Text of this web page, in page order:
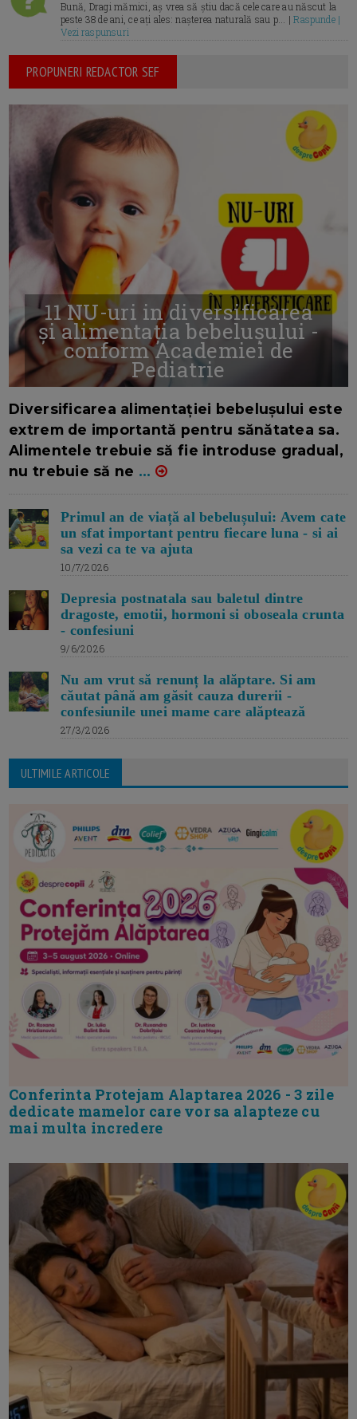
Bună, Dragi mămici, aș vrea să știu dacă cele care au născut la
peste 38 de ani, ce ați ales: nașterea naturală sau p... |Raspunde |
Vezi raspunsuri
PROPUNERI REDACTOR SEF
11 NU-uri in diversificarea
și alimentația bebelușului -
conform Academiei de
Pediatrie
Diversificarea alimentației bebelușului este
extrem de importantă pentru sănătatea sa.
Alimentele trebuie să fie introduse gradual,
nu trebuie să ne ...
Primul an de viață al bebelușului: Avem cate
un sfat important pentru fiecare luna - si ai
sa vezi ca te va ajuta
10/7/2026
Depresia postnatala sau baletul dintre
dragoste, emotii, hormoni si oboseala crunta
- confesiuni
9/6/2026
Nu am vrut să renunț la alăptare. Si am
căutat până am găsit cauza durerii -
confesiunile unei mame care alăptează
27/3/2026
ULTIMILE ARTICOLE
Conferinta Protejam Alaptarea 2026 - 3 zile
dedicate mamelor care vor sa alapteze cu
mai multa incredere